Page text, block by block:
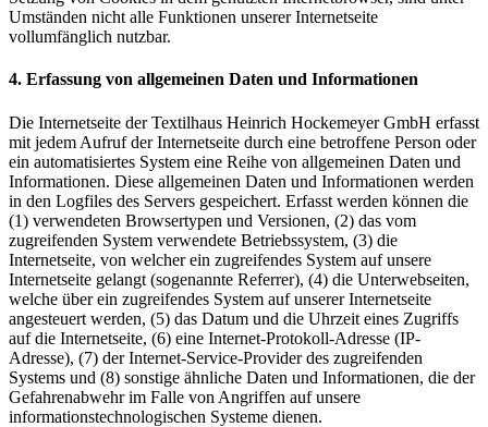
Umständen nicht alle Funktionen unserer Internetseite
vollumfänglich nutzbar.
4. Erfassung von allgemeinen Daten und Informationen
Die Internetseite der Textilhaus Heinrich Hockemeyer GmbH erfasst
mit jedem Aufruf der Internetseite durch eine betroffene Person oder
ein automatisiertes System eine Reihe von allgemeinen Daten und
Informationen. Diese allgemeinen Daten und Informationen werden
in den Logfiles des Servers gespeichert. Erfasst werden können die
(1) verwendeten Browsertypen und Versionen, (2) das vom
zugreifenden System verwendete Betriebssystem, (3) die
Internetseite, von welcher ein zugreifendes System auf unsere
Internetseite gelangt (sogenannte Referrer), (4) die Unterwebseiten,
welche über ein zugreifendes System auf unserer Internetseite
angesteuert werden, (5) das Datum und die Uhrzeit eines Zugriffs
auf die Internetseite, (6) eine Internet-Protokoll-Adresse (IP-
Adresse), (7) der Internet-Service-Provider des zugreifenden
Systems und (8) sonstige ähnliche Daten und Informationen, die der
Gefahrenabwehr im Falle von Angriffen auf unsere
informationstechnologischen Systeme dienen.